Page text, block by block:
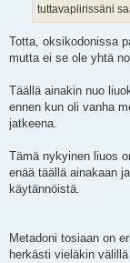
tuttavapiirissäni
Totta, oksikodonissa
mutta ei se ole yhtä
Täällä ainakin nuo
ennen kun oli vanha
jatkeena.
Tämä nykyinen liuos
enää täällä ainakaan
käytännöistä.
Metadoni tosiaan on
herkästi vieläkin